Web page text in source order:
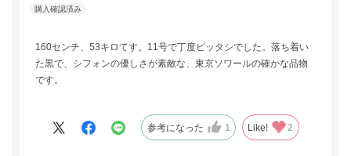
160センチ、53キロてす。11号で丁度ピッタシでした。落ち着い
た黒で、シフォンの優しさが素敵な、東京ソワールの確かな品物
です。
参考になった 1 Like! 2